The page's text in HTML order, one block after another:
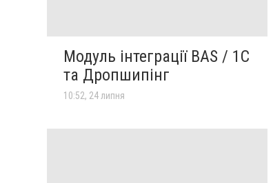
Модуль інтеграції BAS / 1C
та Дропшипінг
10:52, 24 липня